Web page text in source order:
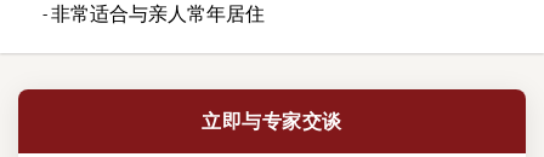
- 非常适合与亲人常年居住
立即与专家交谈